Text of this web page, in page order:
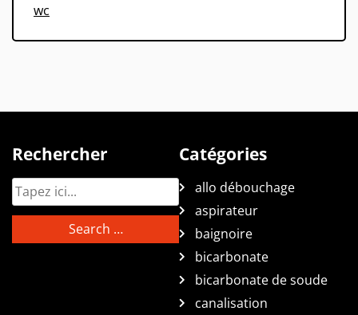
wc
Rechercher Catégories
allo débouchage
aspirateur
baignoire
bicarbonate
bicarbonate de soude
canalisation